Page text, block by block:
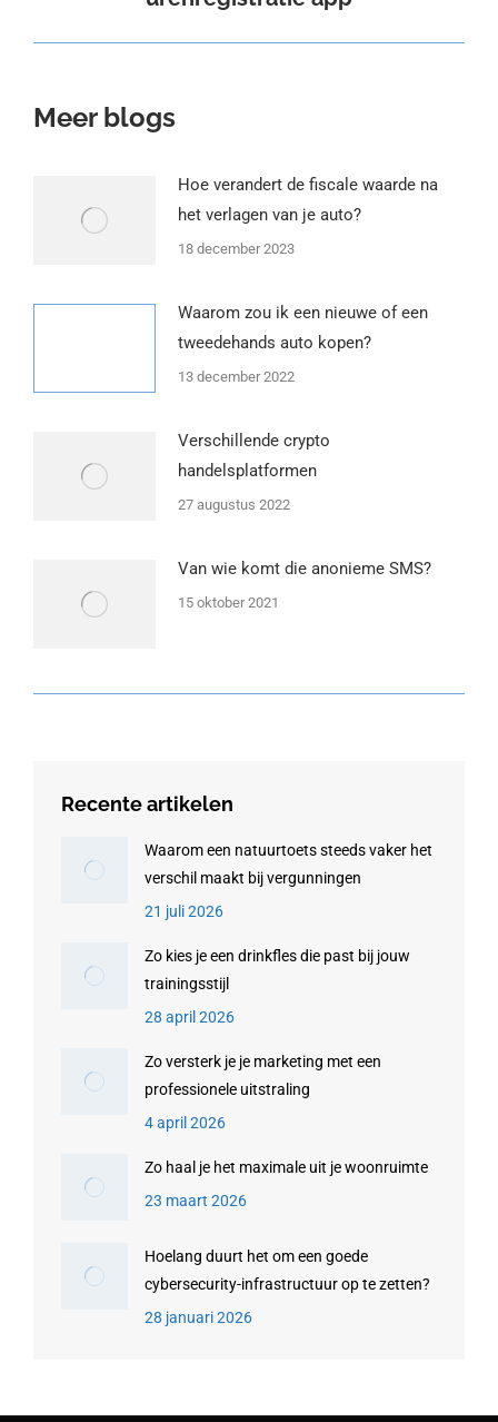
post:
Meer blogs
Hoe verandert de fiscale waarde na
het verlagen van je auto?
18 december 2023
Waarom zou ik een nieuwe of een
tweedehands auto kopen?
13 december 2022
Verschillende crypto
handelsplatformen
27 augustus 2022
Van wie komt die anonieme SMS?
15 oktober 2021
Recente artikelen
Waarom een natuurtoets steeds vaker het
verschil maakt bij vergunningen
21 juli 2026
Zo kies je een drinkfles die past bij jouw
trainingsstijl
28 april 2026
Zo versterk je je marketing met een
professionele uitstraling
4 april 2026
Zo haal je het maximale uit je woonruimte
23 maart 2026
Hoelang duurt het om een goede
cybersecurity-infrastructuur op te zetten?
28 januari 2026